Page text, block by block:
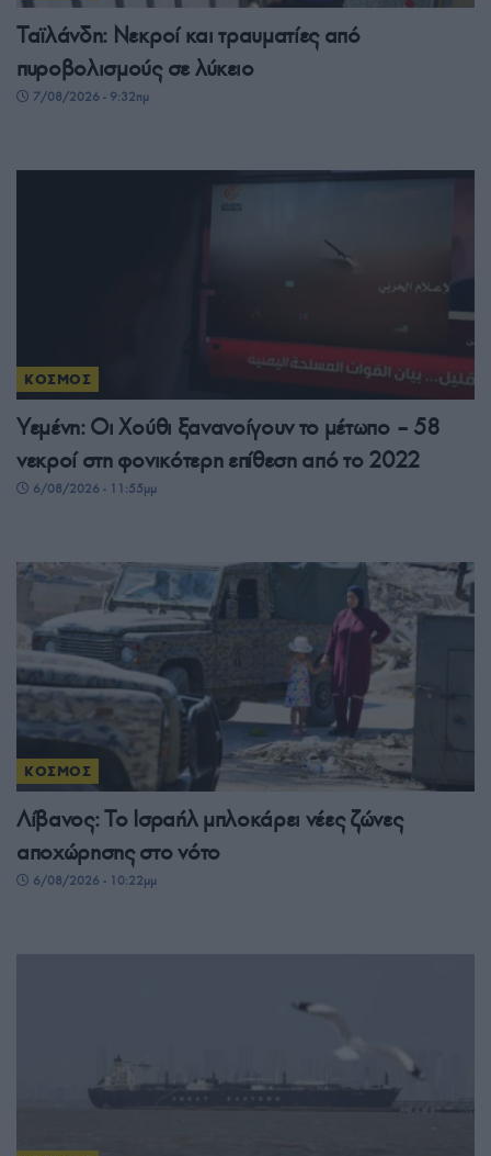
Ταϊλάνδη: Νεκροί και τραυματίες από
πυροβολισμούς σε λύκειο
7/08/2026 - 9:32πμ
ΚΟΣΜΟΣ
Υεμένη: Οι Χούθι ξανανοίγουν το μέτωπο – 58
νεκροί στη φονικότερη επίθεση από το 2022
6/08/2026 - 11:55μμ
ΚΟΣΜΟΣ
Λίβανος: Το Ισραήλ μπλοκάρει νέες ζώνες
αποχώρησης στο νότο
6/08/2026 - 10:22μμ